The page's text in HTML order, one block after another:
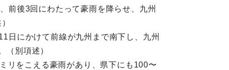
前後3回にわたって豪雨を降らせ、九州
日にかけて前線が九州まで南下し、九州
（別項述）
リをこえる豪雨があり、県下にも100〜